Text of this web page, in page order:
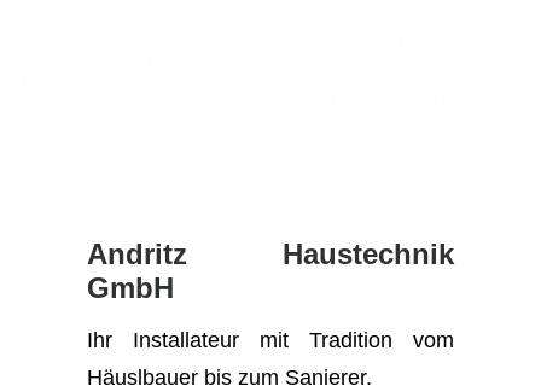
Andritz Haustechnik
GmbH
Ihr Installateur mit Tradition vom
Häuslbauer bis zum Sanierer.